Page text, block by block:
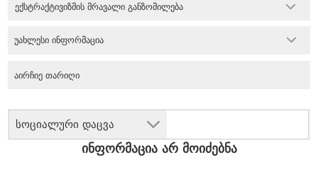
ექსტრაქტივიზმის მრავალი განზომილება
სოციალური დაცვა
უახლესი ინფორმაცია
ინფორმაცია არ მოიძებნა